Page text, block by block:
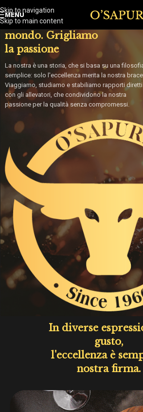
Skip to navigation
Skip to main content
MENU
Selezioniamo il
mondo. Grigliamo
la passione
La nostra è una storia, che si basa su una
semplice: solo l'eccellenza merita la nostra
Viaggiamo, studiamo e stabiliamo rapporti diretti
con gli allevatori, che condividono la nostra
passione per la qualità senza compromessi.
In diverse
gusto,
l'eccellenza è
nostra firma.